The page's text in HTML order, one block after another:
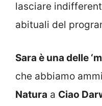
lasciare
abituali del
Sara è una delle
che abbiamo
Natura a Ciao